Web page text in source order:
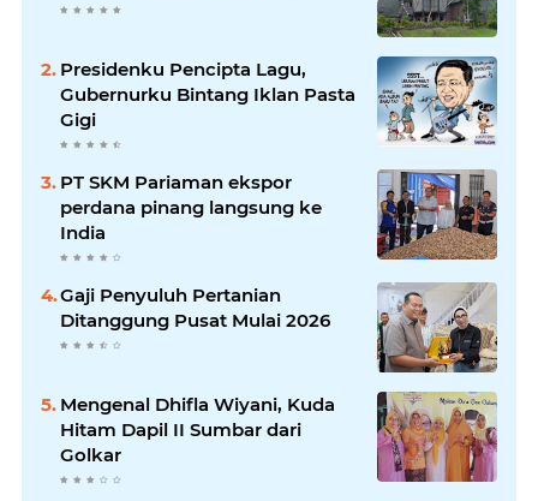
Presidenku Pencipta Lagu,
Gubernurku Bintang Iklan Pasta
Gigi
PT SKM Pariaman ekspor
perdana pinang langsung ke
India
Gaji Penyuluh Pertanian
Ditanggung Pusat Mulai 2026
Mengenal Dhifla Wiyani, Kuda
Hitam Dapil II Sumbar dari
Golkar